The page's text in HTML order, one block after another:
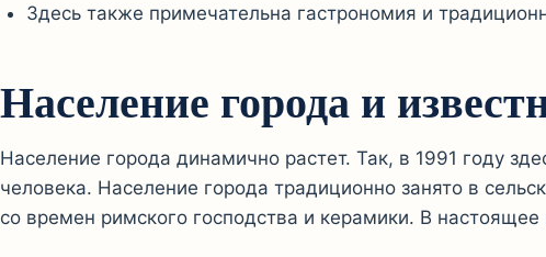
Здесь также примечательна гастрономия и
Население города и
Население города динамично растет. Так, в 1991 году
человека. Население города традиционно занято в
со времен римского господства и керамики. В